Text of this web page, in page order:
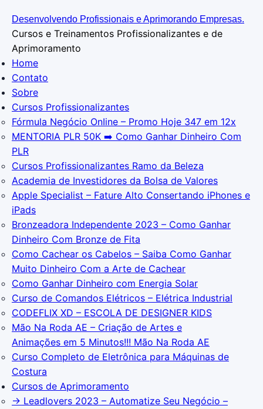
I
r
p
a
r
a
o
c
o
n
t
e
ú
d
o
Desenvolvendo Profissionais e Aprimorando Empresas.
Cursos e Treinamentos Profissionalizantes e de
Aprimoramento
Home
Contato
Sobre
Cursos Profissionalizantes
Fórmula Negócio OnIine – Promo Hoje 347 em 12x
MENTORIA PLR 50K ➡️ Como Ganhar Dinheiro Com
PLR
Cursos Profissionalizantes Ramo da Beleza
Academia de Investidores da Bolsa de Valores
Apple Specialist – Fature Alto Consertando iPhones e
iPads
Bronzeadora Independente 2023 – Como Ganhar
Dinheiro Com Bronze de Fita
Como Cachear os Cabelos – Saiba Como Ganhar
Muito Dinheiro Com a Arte de Cachear
Como Ganhar Dinheiro com Energia Solar
Curso de Comandos Elétricos – Elétrica Industrial
CODEFLIX XD – ESCOLA DE DESIGNER KIDS
Mão Na Roda AE – Criação de Artes e
Animações em 5 Minutos!!! Mão Na Roda AE
Curso Completo de Eletrônica para Máquinas de
Costura
Cursos de Aprimoramento
→ Leadlovers 2023 – Automatize Seu Negócio –